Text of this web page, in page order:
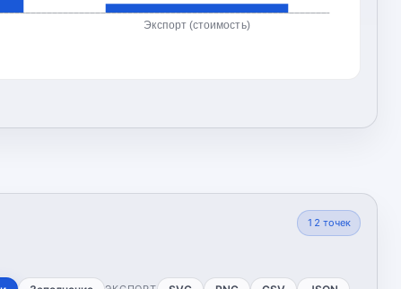
Экспорт (стоимость)
12 точек